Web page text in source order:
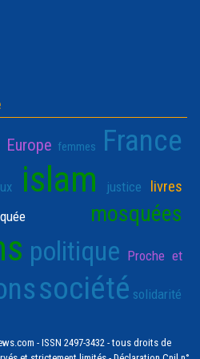
Europe femmes France
islam justice livres
mosquées
politique Proche et
société solidarité
- ISSN 2497-3432 - tous droits de